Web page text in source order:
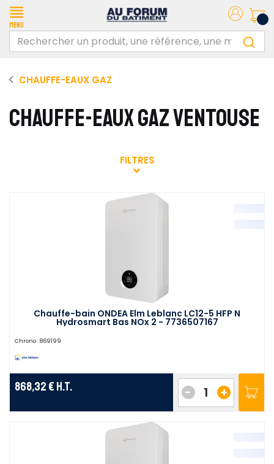
Menu
CHAUFFE-EAUX GAZ
CHAUFFE-EAUX GAZ VENTOUSE
FILTRES
Chauffe-bain ONDEA Elm Leblanc LC12-5 HFP N
Hydrosmart Bas NOx 2 - 7736507167
Chrono : 869199
868,32 € H.T. +
-